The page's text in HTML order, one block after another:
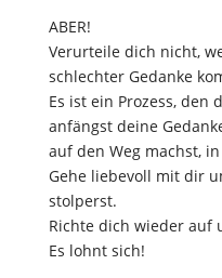
ABER!
Verurteile dich nicht,
schlechter Gedanke
Es ist ein Prozess,
anfängst deine
auf den Weg machst,
Gehe liebevoll mit dir
stolperst.
Richte dich wieder auf
Es lohnt sich!